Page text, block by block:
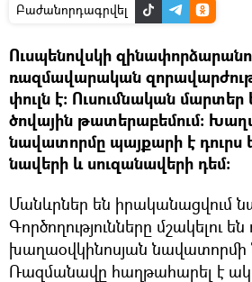
Բաժանորդագրվել
Ուսպենովսկի
ռազմավարական
փուլն է։ Ուսումնական
ծովային թատերաբեմում։
նավատորմը պայքարի է դուրս
նավերի և սուզանավերի դեմ։
Մանևրներ են իրականացվում
Գործողությունները մշակելու են
խաղաօվկինոսյան նավատորմի
Ռազմանավը հաղթահարել է